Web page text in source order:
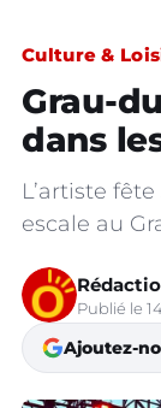
Culture &
Grau-
dans
L’artiste
escale au
Publié le
Ajoutez-